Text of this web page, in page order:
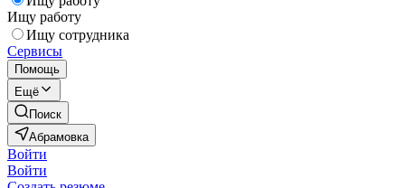
Ищу работу
Ищу сотрудника
Сервисы
Помощь
Ещё
Поиск
Абрамовка
Войти
Войти